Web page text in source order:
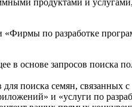
продуктами и
по разработке
в основе запросов
поиска семян, связанных
и «услуги по